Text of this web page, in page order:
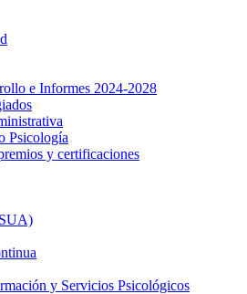
e Informes 2024-2028
Psicología
y certificaciones
y Servicios Psicológicos